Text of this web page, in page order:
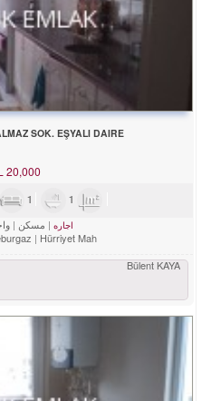
SOK. EŞYALI DAIRE
20,000
1 1
اجاره مسکن
Hürriyet Mah.
Bülent KAYA